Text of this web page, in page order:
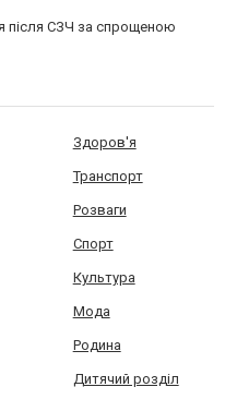
після СЗЧ за спрощеною
Здоров'я
Транспорт
Розваги
Спорт
Культура
Мода
Родина
Дитячий розділ